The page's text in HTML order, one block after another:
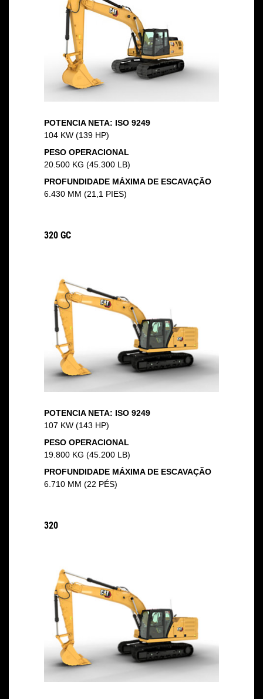
POTENCIA NETA: ISO 9249
104 KW (139 HP)
PESO OPERACIONAL
20.500 KG (45.300 LB)
PROFUNDIDADE MÁXIMA DE ESCAVAÇÃO
6.430 MM (21,1 PIES)
320 GC
POTENCIA NETA: ISO 9249
107 KW (143 HP)
PESO OPERACIONAL
19.800 KG (45.200 LB)
PROFUNDIDADE MÁXIMA DE ESCAVAÇÃO
6.710 MM (22 PÉS)
320